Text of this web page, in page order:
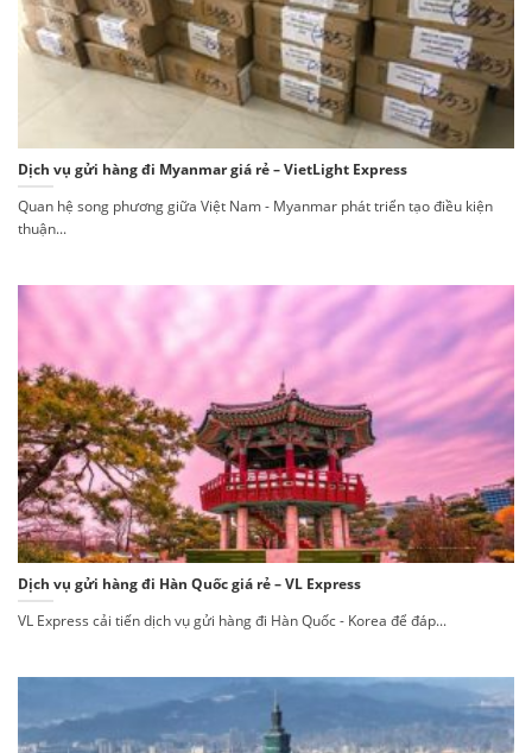
Dịch vụ gửi hàng đi Myanmar giá rẻ – VietLight Express
Quan hệ song phương giữa Việt Nam - Myanmar phát triển tạo điều kiện
thuận...
Dịch vụ gửi hàng đi Hàn Quốc giá rẻ – VL Express
VL Express cải tiến dịch vụ gửi hàng đi Hàn Quốc - Korea để đáp...